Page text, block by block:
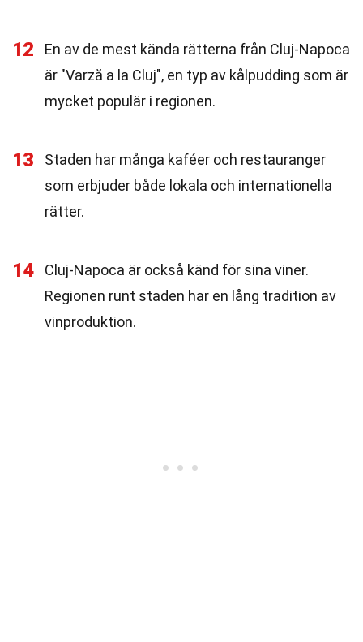
12
En av de mest kända rätterna från Cluj-Napoca
är "Varză a la Cluj", en typ av kålpudding som är
mycket populär i regionen.
13
Staden har många kaféer och restauranger
som erbjuder både lokala och internationella
rätter.
14
Cluj-Napoca är också känd för sina viner.
Regionen runt staden har en lång tradition av
vinproduktion.